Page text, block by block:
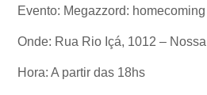
Evento: Megazzord: homecoming
Onde: Rua Rio Içá, 1012 –
Hora: A partir das 18hs